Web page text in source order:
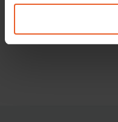
hospice-unit van een
mogen het verblijf